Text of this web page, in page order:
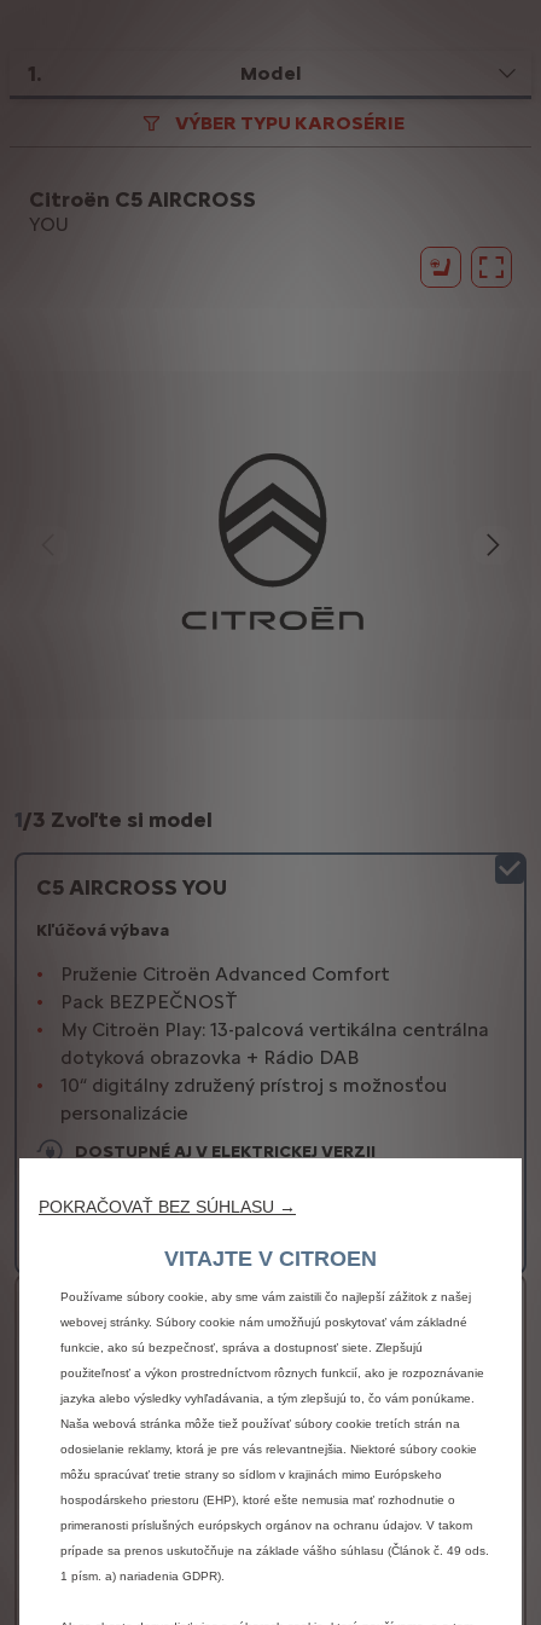
1. Model
VÝBER TYPU KAROSÉRIE
Citroën C5 AIRCROSS
YOU
1/3 Zvoľte si model
C5 AIRCROSS YOU
Kľúčová výbava
Pruženie Citroën Advanced Comfort
Pack BEZPEČNOSŤ
My Citroën Play: 13-palcová vertikálna centrálna
dotyková obrazovka + Rádio DAB
10“ digitálny združený prístroj s možnosťou
personalizácie
DOSTUPNÉ AJ V ELEKTRICKEJ VERZII
Od 27 990 € s DPH
C5 AIRCROSS PLUS
Kľúčová výbava
Bezkľúčový prístup a štartovanie vozidla
My Citroën Drive: 13-palcová vertikálna centrálna
dotyková obrazovka + 3D Navigácia
Indukčné dobíjanie mobilného telefónu
Sedadlá v 2. rade s nastaviteľným sklonom
operadla (medzi 21° a 33°), výklopná stredová
lakťová opierka vzadu s držiakom na nápoje
POKRAČOVAŤ BEZ SÚHLASU →
VITAJTE V CITROEN
Používame súbory cookie, aby sme vám zaistili čo najlepší zážitok z našej
webovej stránky. Súbory cookie nám umožňujú poskytovať vám základné
funkcie, ako sú bezpečnosť, správa a dostupnosť siete. Zlepšujú
použiteľnosť a výkon prostredníctvom rôznych funkcií, ako je rozpoznávanie
jazyka alebo výsledky vyhľadávania, a tým zlepšujú to, čo vám ponúkame.
Naša webová stránka môže tiež používať súbory cookie tretích strán na
odosielanie reklamy, ktorá je pre vás relevantnejšia. Niektoré súbory cookie
môžu spracúvať tretie strany so sídlom v krajinách mimo Európskeho
hospodárskeho priestoru (EHP), ktoré ešte nemusia mať rozhodnutie o
primeranosti príslušných európskych orgánov na ochranu údajov. V takom
prípade sa prenos uskutočňuje na základe vášho súhlasu (Článok č. 49 ods.
1 písm. a) nariadenia GDPR).